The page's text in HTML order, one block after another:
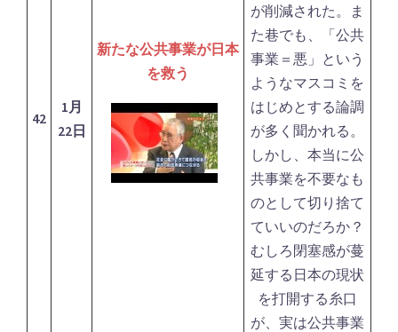
42
1月
22日
新たな公共事業が日本
を救う
が削減された。ま
た巷でも、「公共
事業＝悪」という
ようなマスコミを
はじめとする論調
が多く聞かれる。
しかし、本当に公
共事業を不要なも
のとして切り捨て
ていいのだろか？
むしろ閉塞感が蔓
延する日本の現状
を打開する糸口
が、実は公共事業